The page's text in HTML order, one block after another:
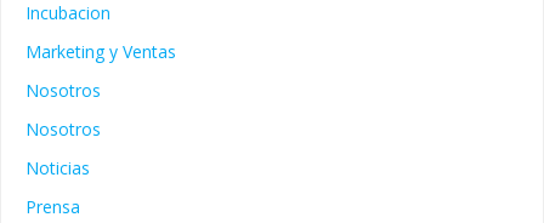
Incubacion
Marketing y Ventas
Nosotros
Nosotros
Noticias
Prensa